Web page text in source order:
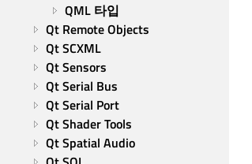
QML 타입
Qt Remote Objects
Qt SCXML
Qt Sensors
Qt Serial Bus
Qt Serial Port
Qt Shader Tools
Qt Spatial Audio